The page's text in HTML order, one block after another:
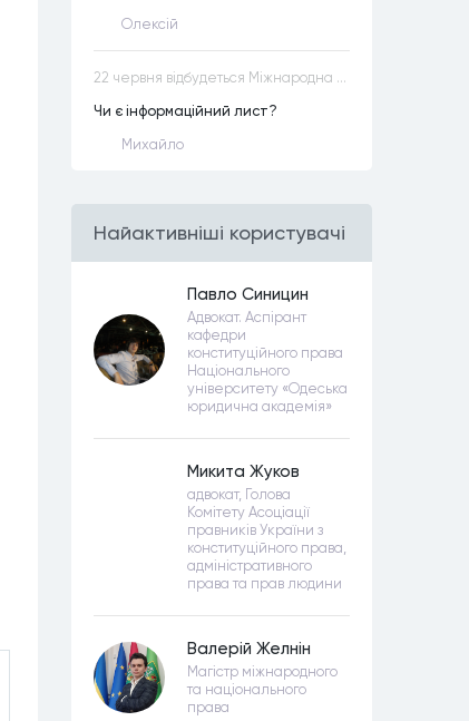
Олексій
22 червня відбудеться Міжнародна науково-практична конференція “Конституційна демократія в умовах загроз територіальній цілісності та національній безпеці”
Чи є інформаційний лист?
Михайло
Найактивнiшi користувачi
Павло Синицин
Адвокат. Аспірант
кафедри
конституційного права
Національного
університету «Одеська
юридична академія»
Микита Жуков
адвокат, Голова
Комітету Асоціації
правників України з
конституційного права,
адміністративного
права та прав людини
Валерій Желнін
Магістр міжнародного
та національного
права